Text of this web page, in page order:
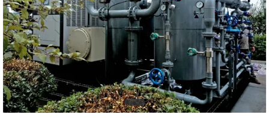
PRIVACYBELEID